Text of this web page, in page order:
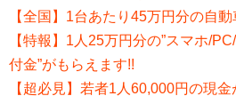
【全国】1台あたり45万円分の自
【特報】1人25万円分の”スマホ/
付金”がもらえます!!
【超必見】若者1人60,000円の現